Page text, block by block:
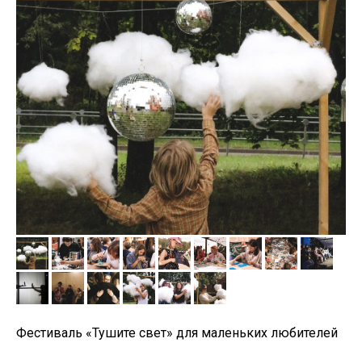
Фестиваль «Тушите свет» для маленьких любителей
ВЕЧЕРИНКИ